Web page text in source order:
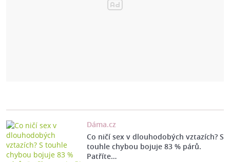
Dáma.cz
Co ničí sex v dlouhodobých vztazích? S
touhle chybou bojuje 83 % párů.
Patříte…